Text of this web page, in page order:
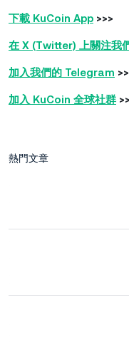
下載 KuCoin App >>>
在 X (Twitter) 上關注我
加入我們的 Telegram
加入 KuCoin 全球社群
熱門文章